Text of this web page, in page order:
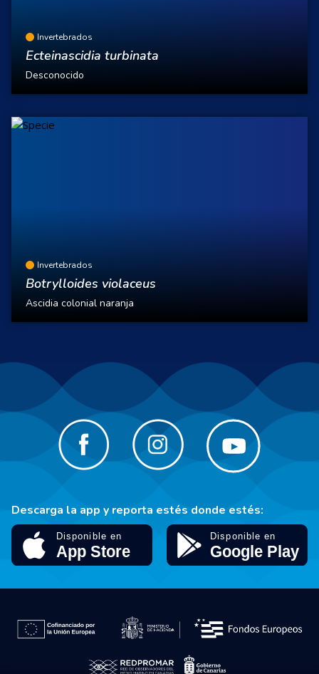
Invertebrados
Ecteinascidia turbinata
Desconocido
Invertebrados
Botrylloides violaceus
Ascidia colonial naranja
Descarga la app y reporta estés donde estés: